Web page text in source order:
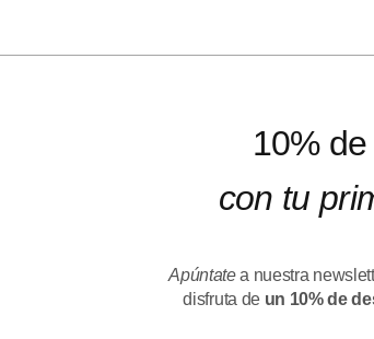
10%
con tu
Apúntatea nuestra
disfruta de un 10% de